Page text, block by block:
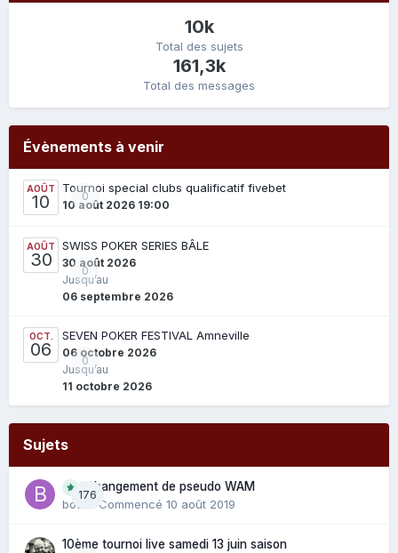
10k
Total des sujets
161,3k
Total des messages
Évènements à venir
AOÛT
10 0
Tournoi special clubs qualificatif fivebet
10 août 2026 19:00
AOÛT
30
0
SWISS POKER SERIES BÂLE
30 août 2026
Jusqu’au
06 septembre 2026
OCT.
06
0
SEVEN POKER FESTIVAL Amneville
06 octobre 2026
Jusqu’au
11 octobre 2026
Sujets
176
Changement de pseudo WAM
bouli · Commencé 10 août 2019
10ème tournoi live samedi 13 juin saison